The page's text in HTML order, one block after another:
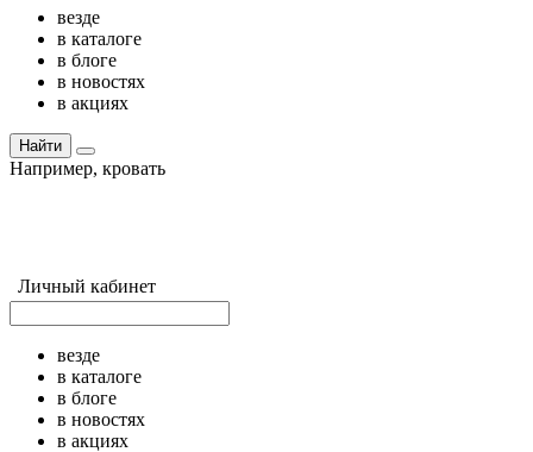
везде
в каталоге
в блоге
в новостях
в акциях
Найти
Например, кровать
Личный кабинет
везде
в каталоге
в блоге
в новостях
в акциях